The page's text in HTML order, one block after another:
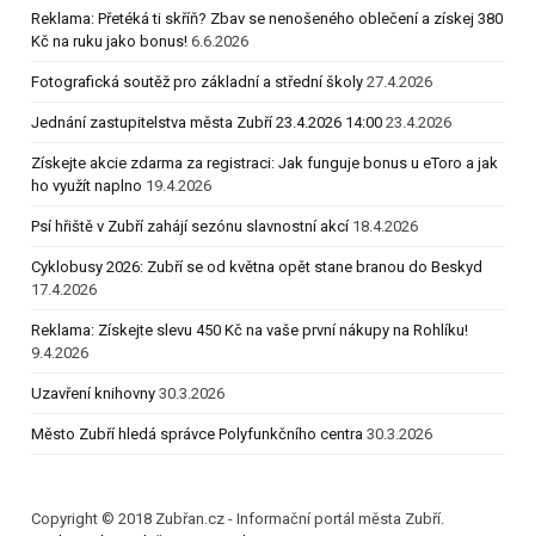
Reklama: Přetéká ti skříň? Zbav se nenošeného oblečení a získej 380
Kč na ruku jako bonus! 6.6.2026
Fotografická soutěž pro základní a střední školy 27.4.2026
Jednání zastupitelstva města Zubří 23.4.2026 14:00 23.4.2026
Získejte akcie zdarma za registraci: Jak funguje bonus u eToro a jak
ho využít naplno 19.4.2026
Psí hřiště v Zubří zahájí sezónu slavnostní akcí 18.4.2026
Cyklobusy 2026: Zubří se od května opět stane branou do Beskyd
17.4.2026
Reklama: Získejte slevu 450 Kč na vaše první nákupy na Rohlíku!
9.4.2026
Uzavření knihovny 30.3.2026
Město Zubří hledá správce Polyfunkčního centra 30.3.2026
Copyright © 2018 Zubřan.cz - Informační portál města Zubří.